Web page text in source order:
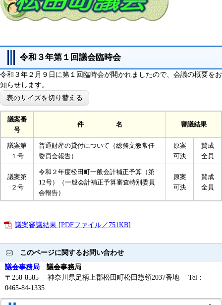
令和３年第１回議会臨時会
令和３年２月９日に第１回臨時会が開かれましたので、会議の概要をお
知らせします。
表のサイズを切り替える
議案番
号
件 名 審議結果
議案第
１号
普通財産の貸付について（総務文教常任
委員会報告）
原案
可決
賛成
全員
議案第
２号
令和２年度松田町一般会計補正予算（第
12号）（一般会計補正予算審査特別委員
会報告）
原案
可決
賛成
全員
議案審議結果 [PDFファイル／751KB]
このページに関するお問い合わせ
議会事務局 議会事務局
〒258-8585 神奈川県足柄上郡松田町松田惣領2037番地 Tel：
0465-84-1335